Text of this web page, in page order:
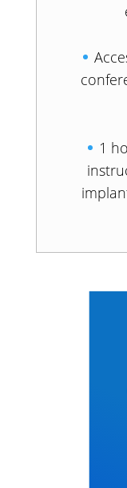
1